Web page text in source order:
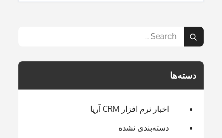
Search
for:
Search
دسته‌ها
اخبار نرم افزار CRM آریا
دسته‌بندی نشده